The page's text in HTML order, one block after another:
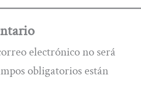
electrónico no será
obligatorios están